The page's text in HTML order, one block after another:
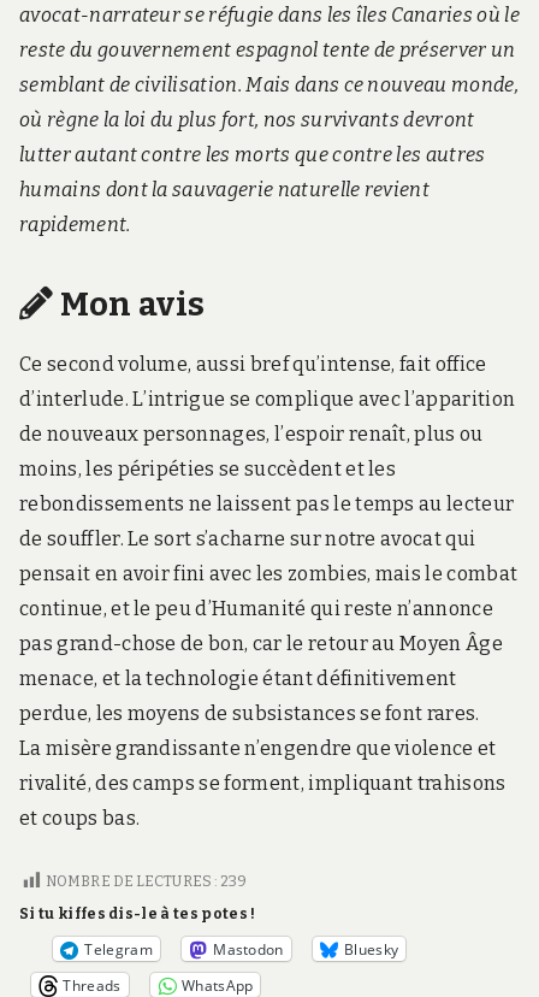
avocat-narrateur se réfugie dans les îles Canaries où le
reste du gouvernement espagnol tente de préserver un
semblant de civilisation. Mais dans ce nouveau monde,
où règne la loi du plus fort, nos survivants devront
lutter autant contre les morts que contre les autres
humains dont la sauvagerie naturelle revient
rapidement.
Mon avis
Ce second volume, aussi bref qu’intense, fait office
d’interlude. L’intrigue se complique avec l’apparition
de nouveaux personnages, l’espoir renaît, plus ou
moins, les péripéties se succèdent et les
rebondissements ne laissent pas le temps au lecteur
de souffler. Le sort s’acharne sur notre avocat qui
pensait en avoir fini avec les zombies, mais le combat
continue, et le peu d’Humanité qui reste n’annonce
pas grand-chose de bon, car le retour au Moyen Âge
menace, et la technologie étant définitivement
perdue, les moyens de subsistances se font rares.
La misère grandissante n’engendre que violence et
rivalité, des camps se forment, impliquant trahisons
et coups bas.
NOMBRE DE LECTURES : 239
Si tu kiffes dis-le à tes potes !
Telegram Mastodon
Bluesky
Threads
WhatsApp